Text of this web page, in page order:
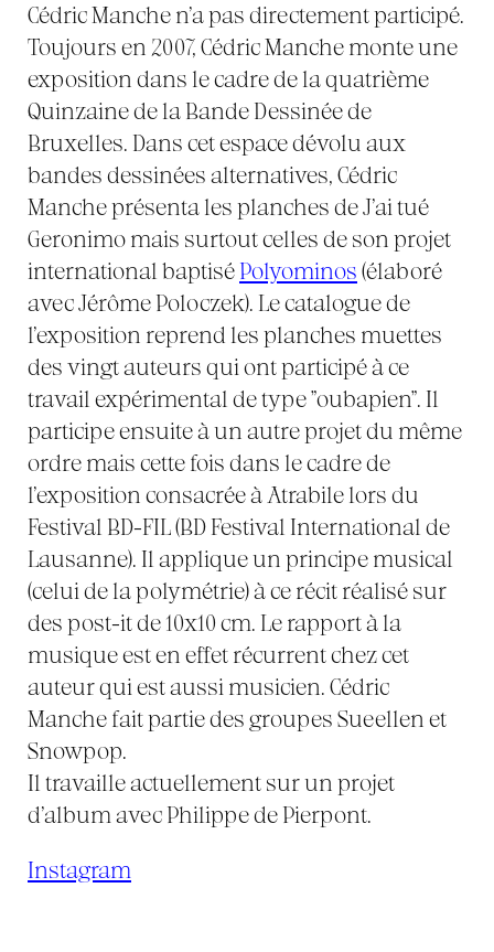
Cédric Manche n’a pas directement participé.
Toujours en 2007, Cédric Manche monte une
exposition dans le cadre de la quatrième
Quinzaine de la Bande Dessinée de
Bruxelles. Dans cet espace dévolu aux
bandes dessinées alternatives, Cédric
Manche présenta les planches de J’ai tué
Geronimo mais surtout celles de son projet
international baptiséPolyominos (élaboré
avec Jérôme Poloczek). Le catalogue de
l’exposition reprend les planches muettes
des vingt auteurs qui ont participé à ce
travail expérimental de type "oubapien". Il
participe ensuite à un autre projet du même
ordre mais cette fois dans le cadre de
l’exposition consacrée à Atrabile lors du
Festival BD-FIL (BD Festival International de
Lausanne). Il applique un principe musical
(celui de la polymétrie) à ce récit réalisé sur
des post-it de 10x10 cm. Le rapport à la
musique est en effet récurrent chez cet
auteur qui est aussi musicien. Cédric
Manche fait partie des groupes Sueellen et
Snowpop.
Il travaille actuellement sur un projet
d’album avec Philippe de Pierpont.
Instagram